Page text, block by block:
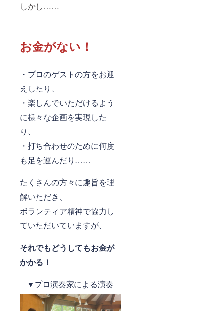
しかし……
お金がない！
・プロのゲストの方をお迎
えしたり、
・楽しんでいただけるよう
に様々な企画を実現した
り、
・打ち合わせのために何度
も足を運んだり……
たくさんの方々に趣旨を理
解いただき、
ボランティア精神で協力し
ていただいていますが、
それでもどうしてもお金が
かかる！
▼プロ演奏家による演奏